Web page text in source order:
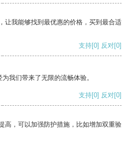
让我能够找到最优惠的价格，买到最合适
支持[0] 反对[0]
我们带来了无限的流畅体验。
支持[0] 反对[0]
高，可以加强防护措施，比如增加双重验